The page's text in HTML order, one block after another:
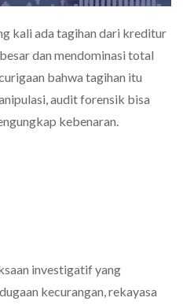
kali ada tagihan dari kreditur
dan mendominasi total
bahwa tagihan itu
audit forensik bisa
kebenaran.
investigatif yang
kecurangan, rekayasa